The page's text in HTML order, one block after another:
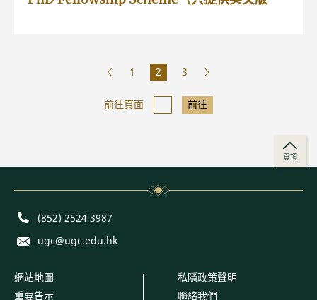
1 2 3
前往頁面 前往
頁頂
Phone(852) 2524 3987
E-mailugc@ugc.edu.hk
網站地圖
重要告示
私隱政策聲明
聯絡我們